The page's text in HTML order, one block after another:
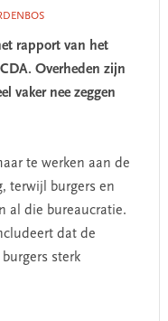
rapport van het
Overheden zijn
vaker nee zeggen
te werken aan de
terwijl burgers en
al die bureaucratie.
dat de
sterk